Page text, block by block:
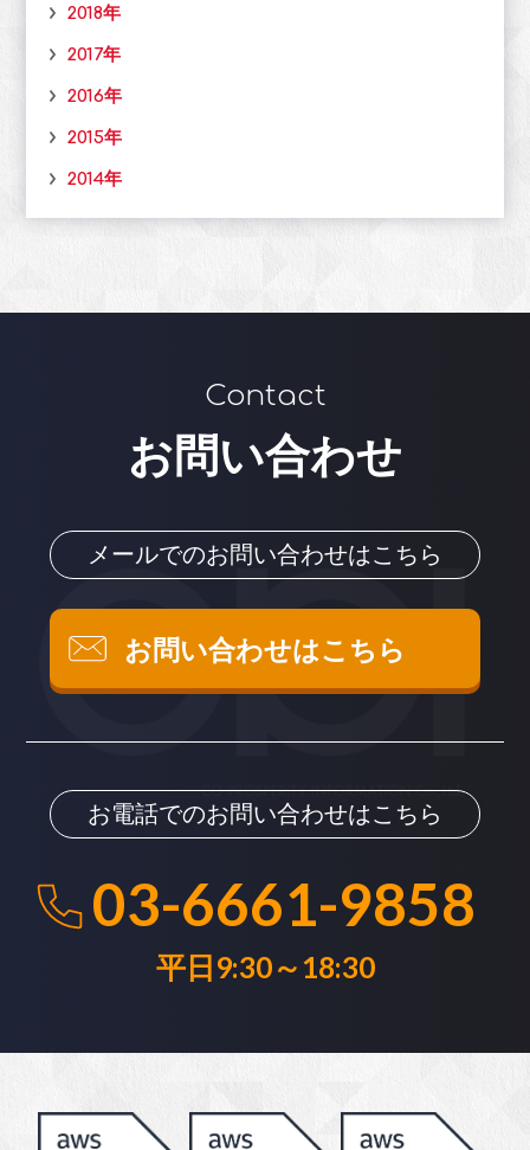
2018年
2017年
2016年
2015年
2014年
Contact
お問い合わせ
メールでのお問い合わせはこちら
お問い合わせはこちら
お電話でのお問い合わせはこちら
03-6661-9858
平日9:30～18:30